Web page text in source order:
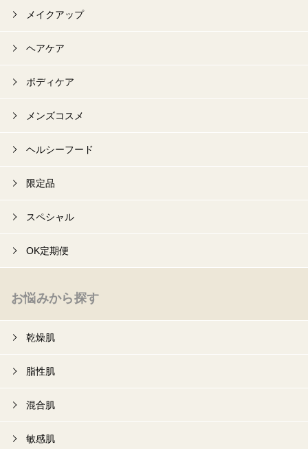
メイクアップ
ヘアケア
ボディケア
メンズコスメ
ヘルシーフード
限定品
スペシャル
OK定期便
お悩みから探す
乾燥肌
脂性肌
混合肌
敏感肌